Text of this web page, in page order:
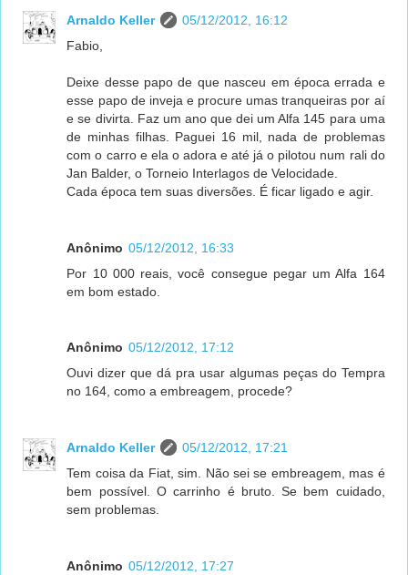
Arnaldo Keller
05/12/2012, 16:12
Fabio,
Deixe desse papo de que nasceu em época errada e
esse papo de inveja e procure umas tranqueiras por aí
e se divirta. Faz um ano que dei um Alfa 145 para uma
de minhas filhas. Paguei 16 mil, nada de problemas
com o carro e ela o adora e até já o pilotou num rali do
Jan Balder, o Torneio Interlagos de Velocidade.
Cada época tem suas diversões. É ficar ligado e agir.
Anônimo 05/12/2012, 16:33
Por 10 000 reais, você consegue pegar um Alfa 164
em bom estado.
Anônimo 05/12/2012, 17:12
Ouvi dizer que dá pra usar algumas peças do Tempra
no 164, como a embreagem, procede?
Arnaldo Keller
05/12/2012, 17:21
Tem coisa da Fiat, sim. Não sei se embreagem, mas é
bem possível. O carrinho é bruto. Se bem cuidado,
sem problemas.
Anônimo 05/12/2012, 17:27